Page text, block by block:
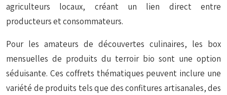
agriculteurs locaux, créant un lien direct entre
producteurs et consommateurs.
Pour les amateurs de découvertes culinaires, les box
mensuelles de produits du terroir bio sont une option
séduisante. Ces coffrets thématiques peuvent inclure une
variété de produits tels que des confitures artisanales, des